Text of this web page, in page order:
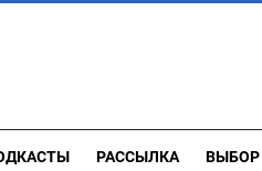
РАССЫЛКА ВЫБОР